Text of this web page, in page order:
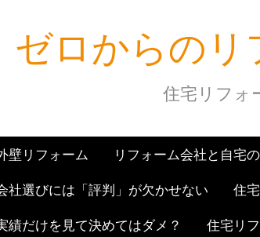
ゼロからのリ
住宅リフォ
壁リフォーム リフォーム会社と自宅
社選びには「評判」が欠かせない
住
績だけを見て決めてはダメ？
住宅リ